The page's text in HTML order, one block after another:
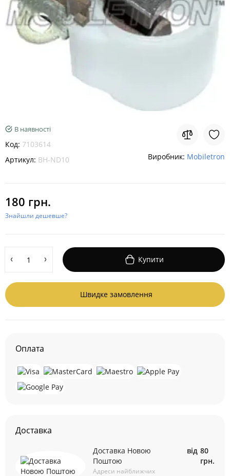
В наявності
Код: 7103614
Артикул: BH-ND10 Виробник: Mobiletron
180 грн.
Знайшли дешевше?
Купити
Швидке замовлення
Оплата
Доставка
Доставка Новою
Поштою
Адреси найближчих
від 80
грн.